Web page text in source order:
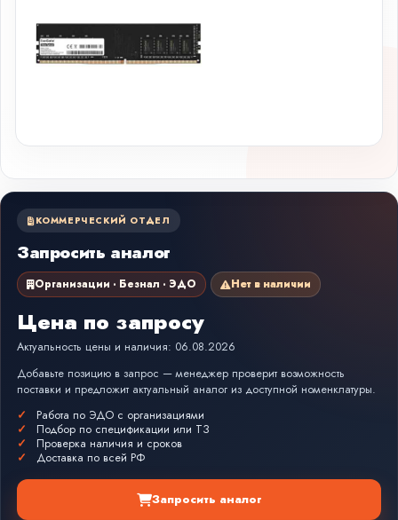
КОММЕРЧЕСКИЙ ОТДЕЛ
Запросить аналог
Организации · Безнал · ЭДО Нет в наличии
Цена по запросу
Актуальность цены и наличия: 06.08.2026
Добавьте позицию в запрос — менеджер проверит возможность
поставки и предложит актуальный аналог из доступной номенклатуры.
Работа по ЭДО с организациями
Подбор по спецификации или ТЗ
Проверка наличия и сроков
Доставка по всей РФ
Запросить аналог